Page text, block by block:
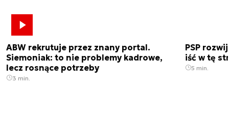
ABW rekrutuje przez znany portal.
Siemoniak: to nie problemy kadrowe,
lecz rosnące potrzeby
3 min.
PSP
iść w tę
5 min.